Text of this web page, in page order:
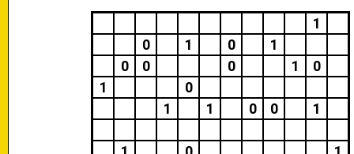
1
0
1 0
1
0
0 0 1
0
1
0
1
1 0 0 1